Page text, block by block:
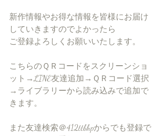
新作情報やお得な情報を皆様にお届け
していきますのでよかったら
ご登録よろしくお願いいたします。
こちらのＱＲコードをスクリーンショ
ット→LINE友達追加→ＱＲコード選択
→ライブラリーから読み込みで追加で
きます。
また友達検索＠412ttbhpからでも登録で